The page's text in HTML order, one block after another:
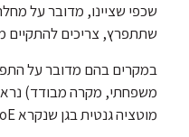
שכפי שציינו, מדובר על
שתתפרץ, צריכים להתקיים
במקרים בהם מדובר על
משפחתי, מקרה מבודד)
מוטציה גנטית בגן שנקרא apoE שממוקם על כרומוזום 19.